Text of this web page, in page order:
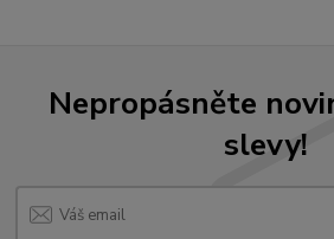
Nepropásněte
slevy!